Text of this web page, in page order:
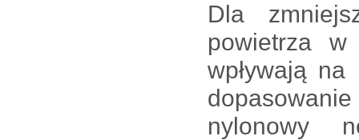
Dla
powietrza
wpływają
nylonowy